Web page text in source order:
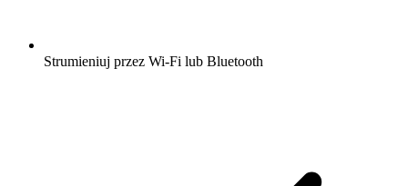
Strumieniuj przez Wi-Fi lub Bluetooth